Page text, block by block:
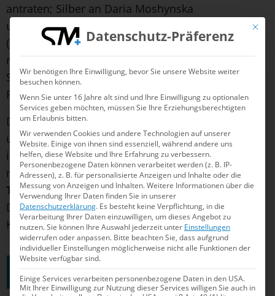
antraten; Silber an Daria Moshynska
und
Anastasiia Shmonina
(261,6125). Erstmals seit dem Beginn des
russischen Angriffskrieges auf die Ukraine sind in
Soma Bay wieder Synchronschwimmerinnen aus
Russland zugelassen.
Der Weltcup in Ägypten läuft noch bis Sonntag,
unter anderem noch mit dem ersten
internationalen Auftritt des neuen Mixed-Duetts
mitFrithjof Seidel(SC Wedding 1921) undDaria
Tonn(SB Bayern 07) am Schlusstag des Events.
Dann ist auch Klara Bleyer im Solo in der Freien
Kür noch einmal im Einsatz.
ZUM LIVESTREAM
Mit
Datenschutz-Präferenz
Wir benötigen Ihre Einwilligung, bevor Sie unsere Website weiter
besuchen können.
Wenn Sie unter 16 Jahre alt sind und Ihre Einwilligung zu optionalen
Services geben möchten, müssen Sie Ihre Erziehungsberechtigten
um Erlaubnis bitten.
Wir verwenden Cookies und andere Technologien auf unserer
Website. Einige von ihnen sind essenziell, während andere uns
helfen, diese Website und Ihre Erfahrung zu verbessern.
Personenbezogene Daten können verarbeitet werden (z. B. IP-
Adressen), z. B. für personalisierte Anzeigen und Inhalte oder die
Messung von Anzeigen und Inhalten.Weitere Informationen über die
Verwendung Ihrer Daten finden Sie in unserer
Datenschutzerklärung. Es besteht keine Verpflichtung, in die
Verarbeitung Ihrer Daten einzuwilligen, um dieses Angebot zu
nutzen.Sie können Ihre Auswahl jederzeit unter Einstellungen
widerrufen oder anpassen. Bitte beachten Sie, dass aufgrund
individueller Einstellungen möglicherweise nicht alle Funktionen der
Website verfügbar sind.
Einige Services verarbeiten personenbezogene Daten in den USA.
Mit Ihrer Einwilligung zur Nutzung dieser Services willigen Sie auch in